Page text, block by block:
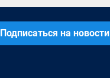
Подписаться на новости